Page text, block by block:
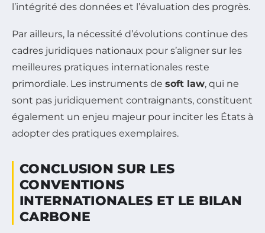
l’intégrité des données et l’évaluation des progrès.
Par ailleurs, la nécessité d’évolutions continue des
cadres juridiques nationaux pour s’aligner sur les
meilleures pratiques internationales reste
primordiale. Les instruments de soft law, qui ne
sont pas juridiquement contraignants, constituent
également un enjeu majeur pour inciter les États à
adopter des pratiques exemplaires.
CONCLUSION SUR LES
CONVENTIONS
INTERNATIONALES ET LE BILAN
CARBONE